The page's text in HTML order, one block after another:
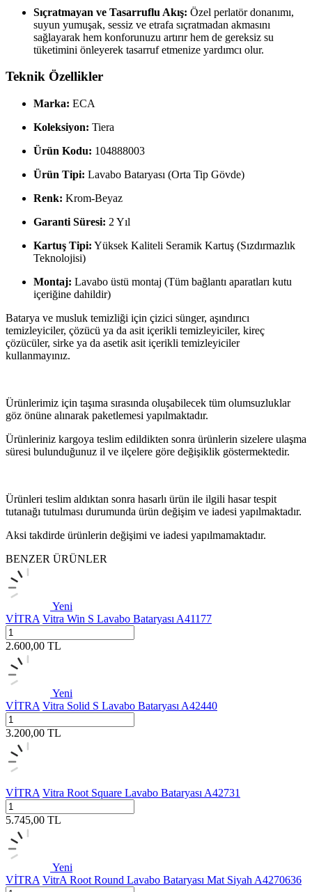
Sıçratmayan ve Tasarruflu Akış: Özel perlatör donanımı,
suyun yumuşak, sessiz ve etrafa sıçratmadan akmasını
sağlayarak hem konforunuzu artırır hem de gereksiz su
tüketimini önleyerek tasarruf etmenize yardımcı olur.
Teknik Özellikler
Marka: ECA
Koleksiyon: Tiera
Ürün Kodu: 104888003
Ürün Tipi: Lavabo Bataryası (Orta Tip Gövde)
Renk: Krom-Beyaz
Garanti Süresi: 2 Yıl
Kartuş Tipi: Yüksek Kaliteli Seramik Kartuş (Sızdırmazlık
Teknolojisi)
Montaj: Lavabo üstü montaj (Tüm bağlantı aparatları kutu
içeriğine dahildir)
Batarya ve musluk temizliği için çizici sünger, aşındırıcı
temizleyiciler, çözücü ya da asit içerikli temizleyiciler, kireç
çözücüler, sirke ya da asetik asit içerikli temizleyiciler
kullanmayınız.
Ürünlerimiz için taşıma sırasında oluşabilecek tüm olumsuzluklar
göz önüne alınarak paketlemesi yapılmaktadır.
Ürünleriniz kargoya teslim edildikten sonra ürünlerin sizelere ulaşma
süresi bulunduğunuz il ve ilçelere göre değişiklik göstermektedir.
Ürünleri teslim aldıktan sonra hasarlı ürün ile ilgili hasar tespit
tutanağı tutulması durumunda ürün değişim ve iadesi yapılmaktadır.
Aksi takdirde ürünlerin değişimi ve iadesi yapılmamaktadır.
BENZER ÜRÜNLER
Yeni
VİTRA Vitra Win S Lavabo Bataryası A41177
2.600,00 TL
Yeni
VİTRA Vitra Solid S Lavabo Bataryası A42440
3.200,00 TL
VİTRA Vitra Root Square Lavabo Bataryası A42731
5.745,00 TL
Yeni
VİTRA VitrA Root Round Lavabo Bataryası Mat Siyah A4270636